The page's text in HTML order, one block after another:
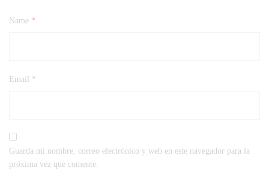
Name *
Email *
Guarda mi nombre, correo electrónico y web en este navegador para la
próxima vez que comente.